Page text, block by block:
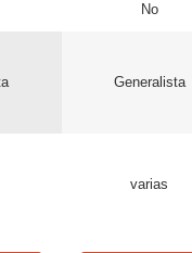
No
Generalista
varias